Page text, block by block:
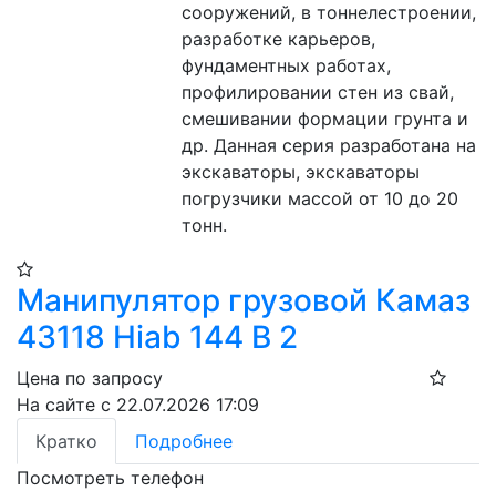
сооружений, в тоннелестроении,
разработке карьеров,
фундаментных работах,
профилировании стен из свай,
смешивании формации грунта и
др. Данная серия разработана на
экскаваторы, экскаваторы
погрузчики массой от 10 до 20
тонн.
Манипулятор грузовой Камаз
43118 Hiab 144 B 2
Цена по запросу
На сайте с 22.07.2026 17:09
Кратко
Подробнее
Посмотреть телефон